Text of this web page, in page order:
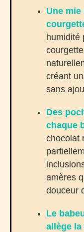
Une
humidité
créant
sans
Des
chaque
chocolat
amères
douceur
Le
allège la